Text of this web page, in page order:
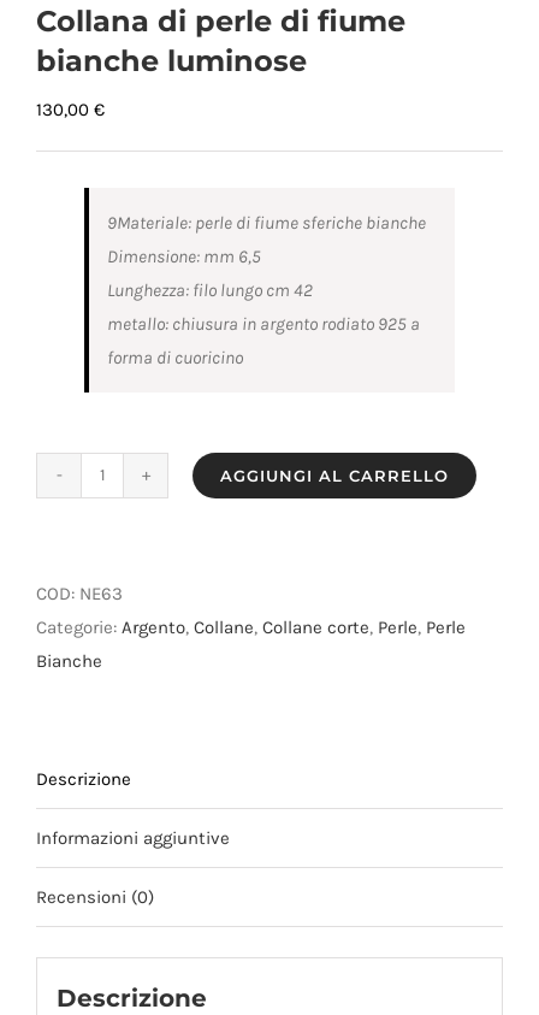
Collana di perle di fiume
bianche luminose
130,00 €
9Materiale: perle di fiume sferiche bianche
Dimensione: mm 6,5
Lunghezza: filo lungo cm 42
metallo: chiusura in argento rodiato 925 a
forma di cuoricino
di
fiume
bianche
AGGIUNGI AL CARRELLO
COD: NE63
Categorie: Argento, Collane, Collane corte, Perle, Perle
Bianche
Descrizione
Informazioni aggiuntive
Recensioni (0)
Descrizione